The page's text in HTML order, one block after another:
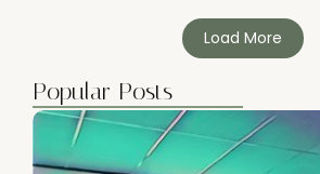
Load More
Popular Posts